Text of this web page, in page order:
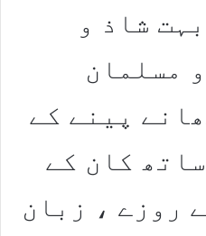
شاذ و
مسلمان
پینے کے
کان کے
روزے ، زبان